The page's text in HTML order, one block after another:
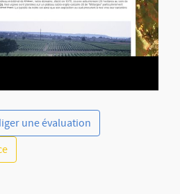
une évaluation